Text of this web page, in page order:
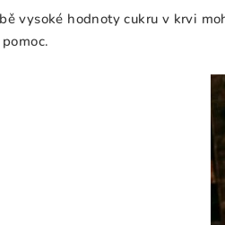
vysoké hodnoty cukru v krvi